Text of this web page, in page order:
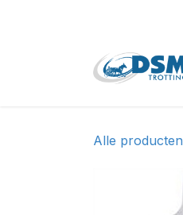
Alle producten